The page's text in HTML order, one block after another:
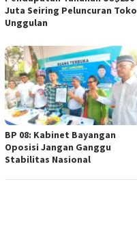
Juta Seiring Peluncuran Toko
Unggulan
BP 08: Kabinet Bayangan
Oposisi Jangan Ganggu
Stabilitas Nasional